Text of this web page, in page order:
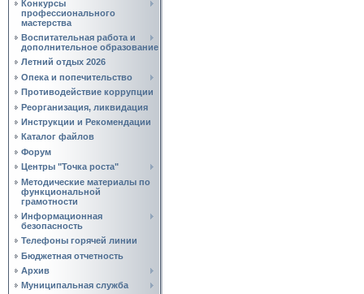
Конкурсы
профессионального
мастерства
Воспитательная работа и
дополнительное образование
Летний отдых 2026
Опека и попечительство
Противодействие коррупции
Реорганизация, ликвидация
Инструкции и Рекомендации
Каталог файлов
Форум
Центры "Точка роста"
Методические материалы по
функциональной
грамотности
Информационная
безопасность
Телефоны горячей линии
Бюджетная отчетность
Архив
Муниципальная служба